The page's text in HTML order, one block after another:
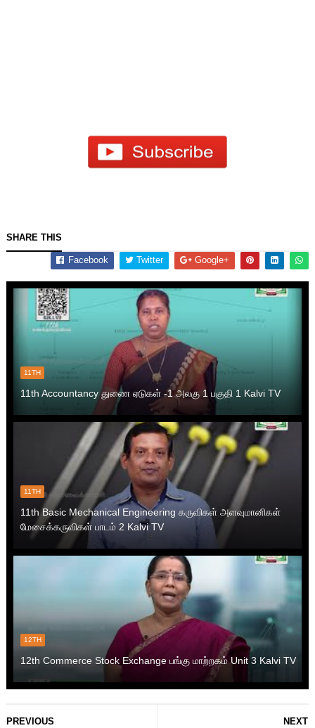
SHARE THIS
Facebook Twitter Google+
11TH
11th Accountancy துணை ஏடுகள் -1 அலகு 1 பகுதி 1 Kalvi TV
11TH
11th Basic Mechanical Engineering கருவிகள் அளவுமானிகள்
மேசைக்கருவிகள் பாடம் 2 Kalvi TV
12TH
12th Commerce Stock Exchange பங்கு மாற்றகம் Unit 3 Kalvi TV
NEXT
PREVIOUS